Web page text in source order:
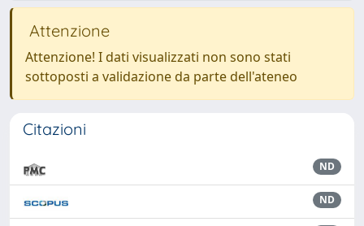
Attenzione
Attenzione! I dati visualizzati non sono stati
sottoposti a validazione da parte dell'ateneo
Citazioni
ND
ND